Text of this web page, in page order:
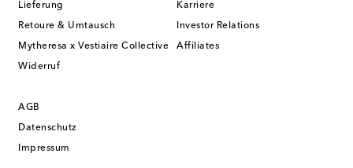
Lieferung
Retoure & Umtausch
Mytheresa x Vestiaire Collective
Widerruf
Karriere
Investor Relations
Affiliates
AGB
Datenschutz
Impressum